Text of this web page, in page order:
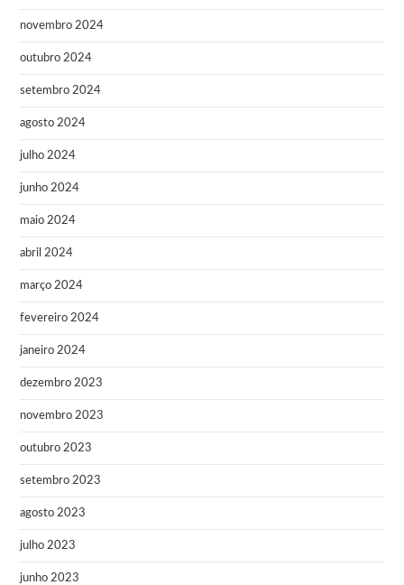
novembro 2024
outubro 2024
setembro 2024
agosto 2024
julho 2024
junho 2024
maio 2024
abril 2024
março 2024
fevereiro 2024
janeiro 2024
dezembro 2023
novembro 2023
outubro 2023
setembro 2023
agosto 2023
julho 2023
junho 2023